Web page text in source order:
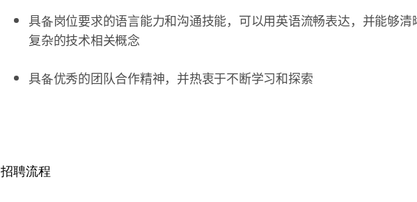
具备岗位要求的语言能力和沟通技能，可以用英语流畅表达，并能够清
复杂的技术相关概念
具备优秀的团队合作精神，并热衷于不断学习和探索
招聘流程